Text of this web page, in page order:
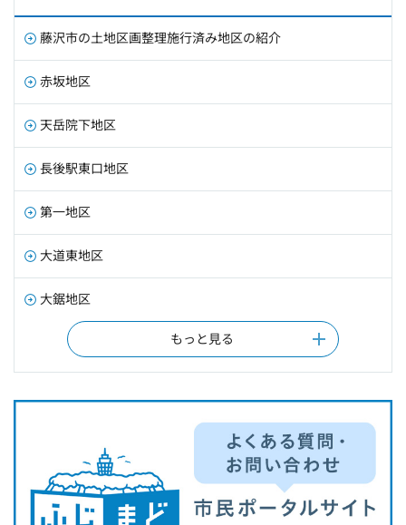
藤沢市の土地区画整理施行済み地区の紹介
赤坂地区
天岳院下地区
長後駅東口地区
第一地区
大道東地区
大鋸地区
もっと見る